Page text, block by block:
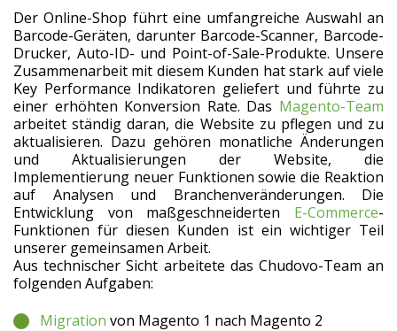
Der Online-Shop führt eine umfangreiche Auswahl an
Barcode-Geräten, darunter Barcode-Scanner, Barcode-
Drucker, Auto-ID- und Point-of-Sale-Produkte. Unsere
Zusammenarbeit mit diesem Kunden hat stark auf viele
Key Performance Indikatoren geliefert und führte zu
einer erhöhten Konversion Rate. Das Magento-Team
arbeitet ständig daran, die Website zu pflegen und zu
aktualisieren. Dazu gehören monatliche Änderungen
und Aktualisierungen der Website, die
Implementierung neuer Funktionen sowie die Reaktion
auf Analysen und Branchenveränderungen. Die
Entwicklung von maßgeschneiderten E-Commerce-
Funktionen für diesen Kunden ist ein wichtiger Teil
unserer gemeinsamen Arbeit.
Aus technischer Sicht arbeitete das Chudovo-Team an
folgenden Aufgaben:
Migration von Magento 1 nach Magento 2